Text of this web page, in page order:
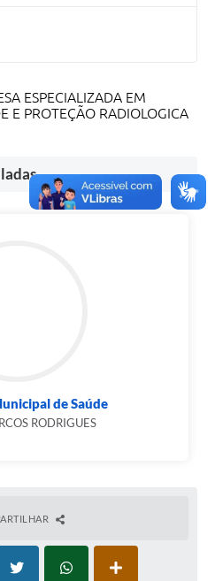
ESPECIALIZADA EM
E PROTEÇÃO RADIOLOGICA
de Saúde
RODRIGUES